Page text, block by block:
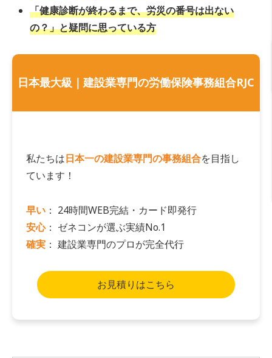
「健康診断が終わるまで、労災の番号は出ない
の？」と疑問に思っている方
日本最大級｜建設業専門の労働保険事務組合RJC
私たちは日本一の建設業専門の事務組合を目指し
ています！
早い： 24時間WEB完結・カード即発行
安心： ゼネコンが選ぶ実績No.1
確実： 建設業専門のプロが完全代行
お見積りはこちら